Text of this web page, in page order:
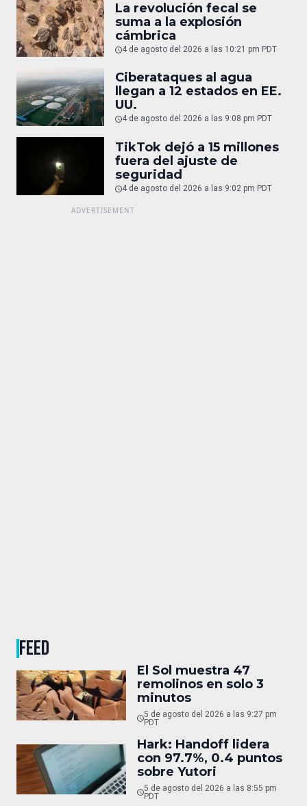
La revolución fecal se
suma a la explosión
cámbrica
4 de agosto del 2026 a las 10:21 pm PDT
Ciberataques al agua
llegan a 12 estados en EE.
UU.
4 de agosto del 2026 a las 9:08 pm PDT
TikTok dejó a 15 millones
fuera del ajuste de
seguridad
4 de agosto del 2026 a las 9:02 pm PDT
FEED
El Sol muestra 47
remolinos en solo 3
minutos
5 de agosto del 2026 a las 9:27 pm
PDT
Hark: Handoff lidera
con 97.7%, 0.4 puntos
sobre Yutori
5 de agosto del 2026 a las 8:55 pm
PDT